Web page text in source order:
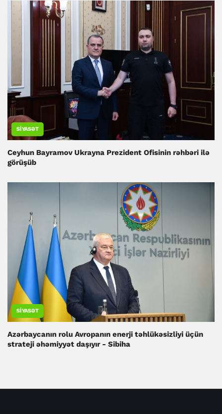
SIYASƏT
Ceyhun Bayramov Ukrayna Prezident Ofisinin rəhbəri ilə
görüşüb
SIYASƏT
Azərbaycanın rolu Avropanın enerji təhlükəsizliyi üçün
strateji əhəmiyyət daşıyır - Sibiha